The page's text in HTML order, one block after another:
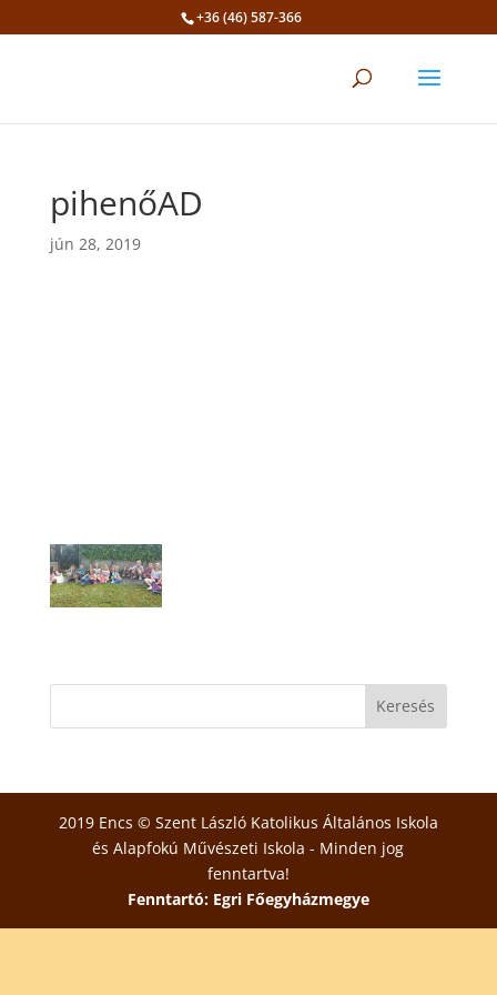
+36 (46) 587-366
pihenőAD
jún 28, 2019
2019 Encs © Szent László Katolikus Általános Iskola
és Alapfokú Művészeti Iskola - Minden jog
fenntartva!
Fenntartó: Egri Főegyházmegye